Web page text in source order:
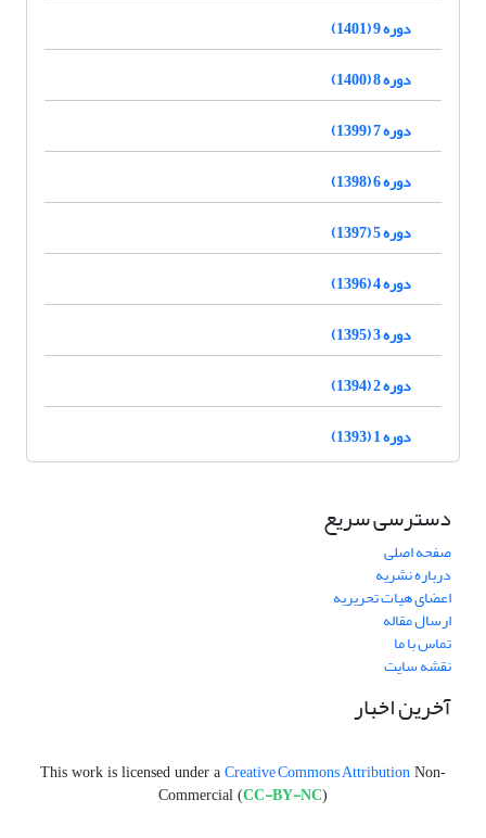
دوره 9 (1401)
دوره 8 (1400)
دوره 7 (1399)
دوره 6 (1398)
دوره 5 (1397)
دوره 4 (1396)
دوره 3 (1395)
دوره 2 (1394)
دوره 1 (1393)
دسترسی سریع
صفحه اصلی
درباره نشریه
اعضای هیات تحریریه
ارسال مقاله
تماس با ما
نقشه سایت
آخرین اخبار
This work is licensed under a Creative Commons Attribution Non-
Commercial (CC-BY-NC)